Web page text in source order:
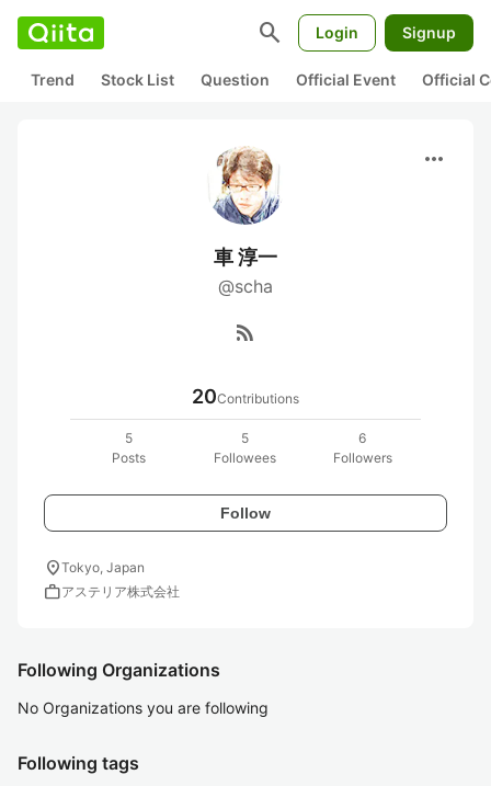
search Login Signup
Trend Stock List Question Official Event Official
more_horiz
車 淳一
@scha
rss_feed
20Contributions
5
Posts
5
Followees
6
Followers
Follow
location_onTokyo, Japan
workアステリア株式会社
Following Organizations
No Organizations you are following
Following tags